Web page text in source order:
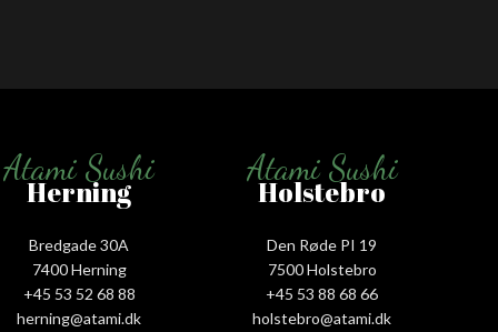
Atami Sushi
Herning
Bredgade 30A
7400 Herning
+45 53 52 68 88
herning@atami.dk
Atami Sushi
Holstebro
Den Røde PI 19
7500 Holstebro
+45 53 88 68 66
holstebro@atami.dk